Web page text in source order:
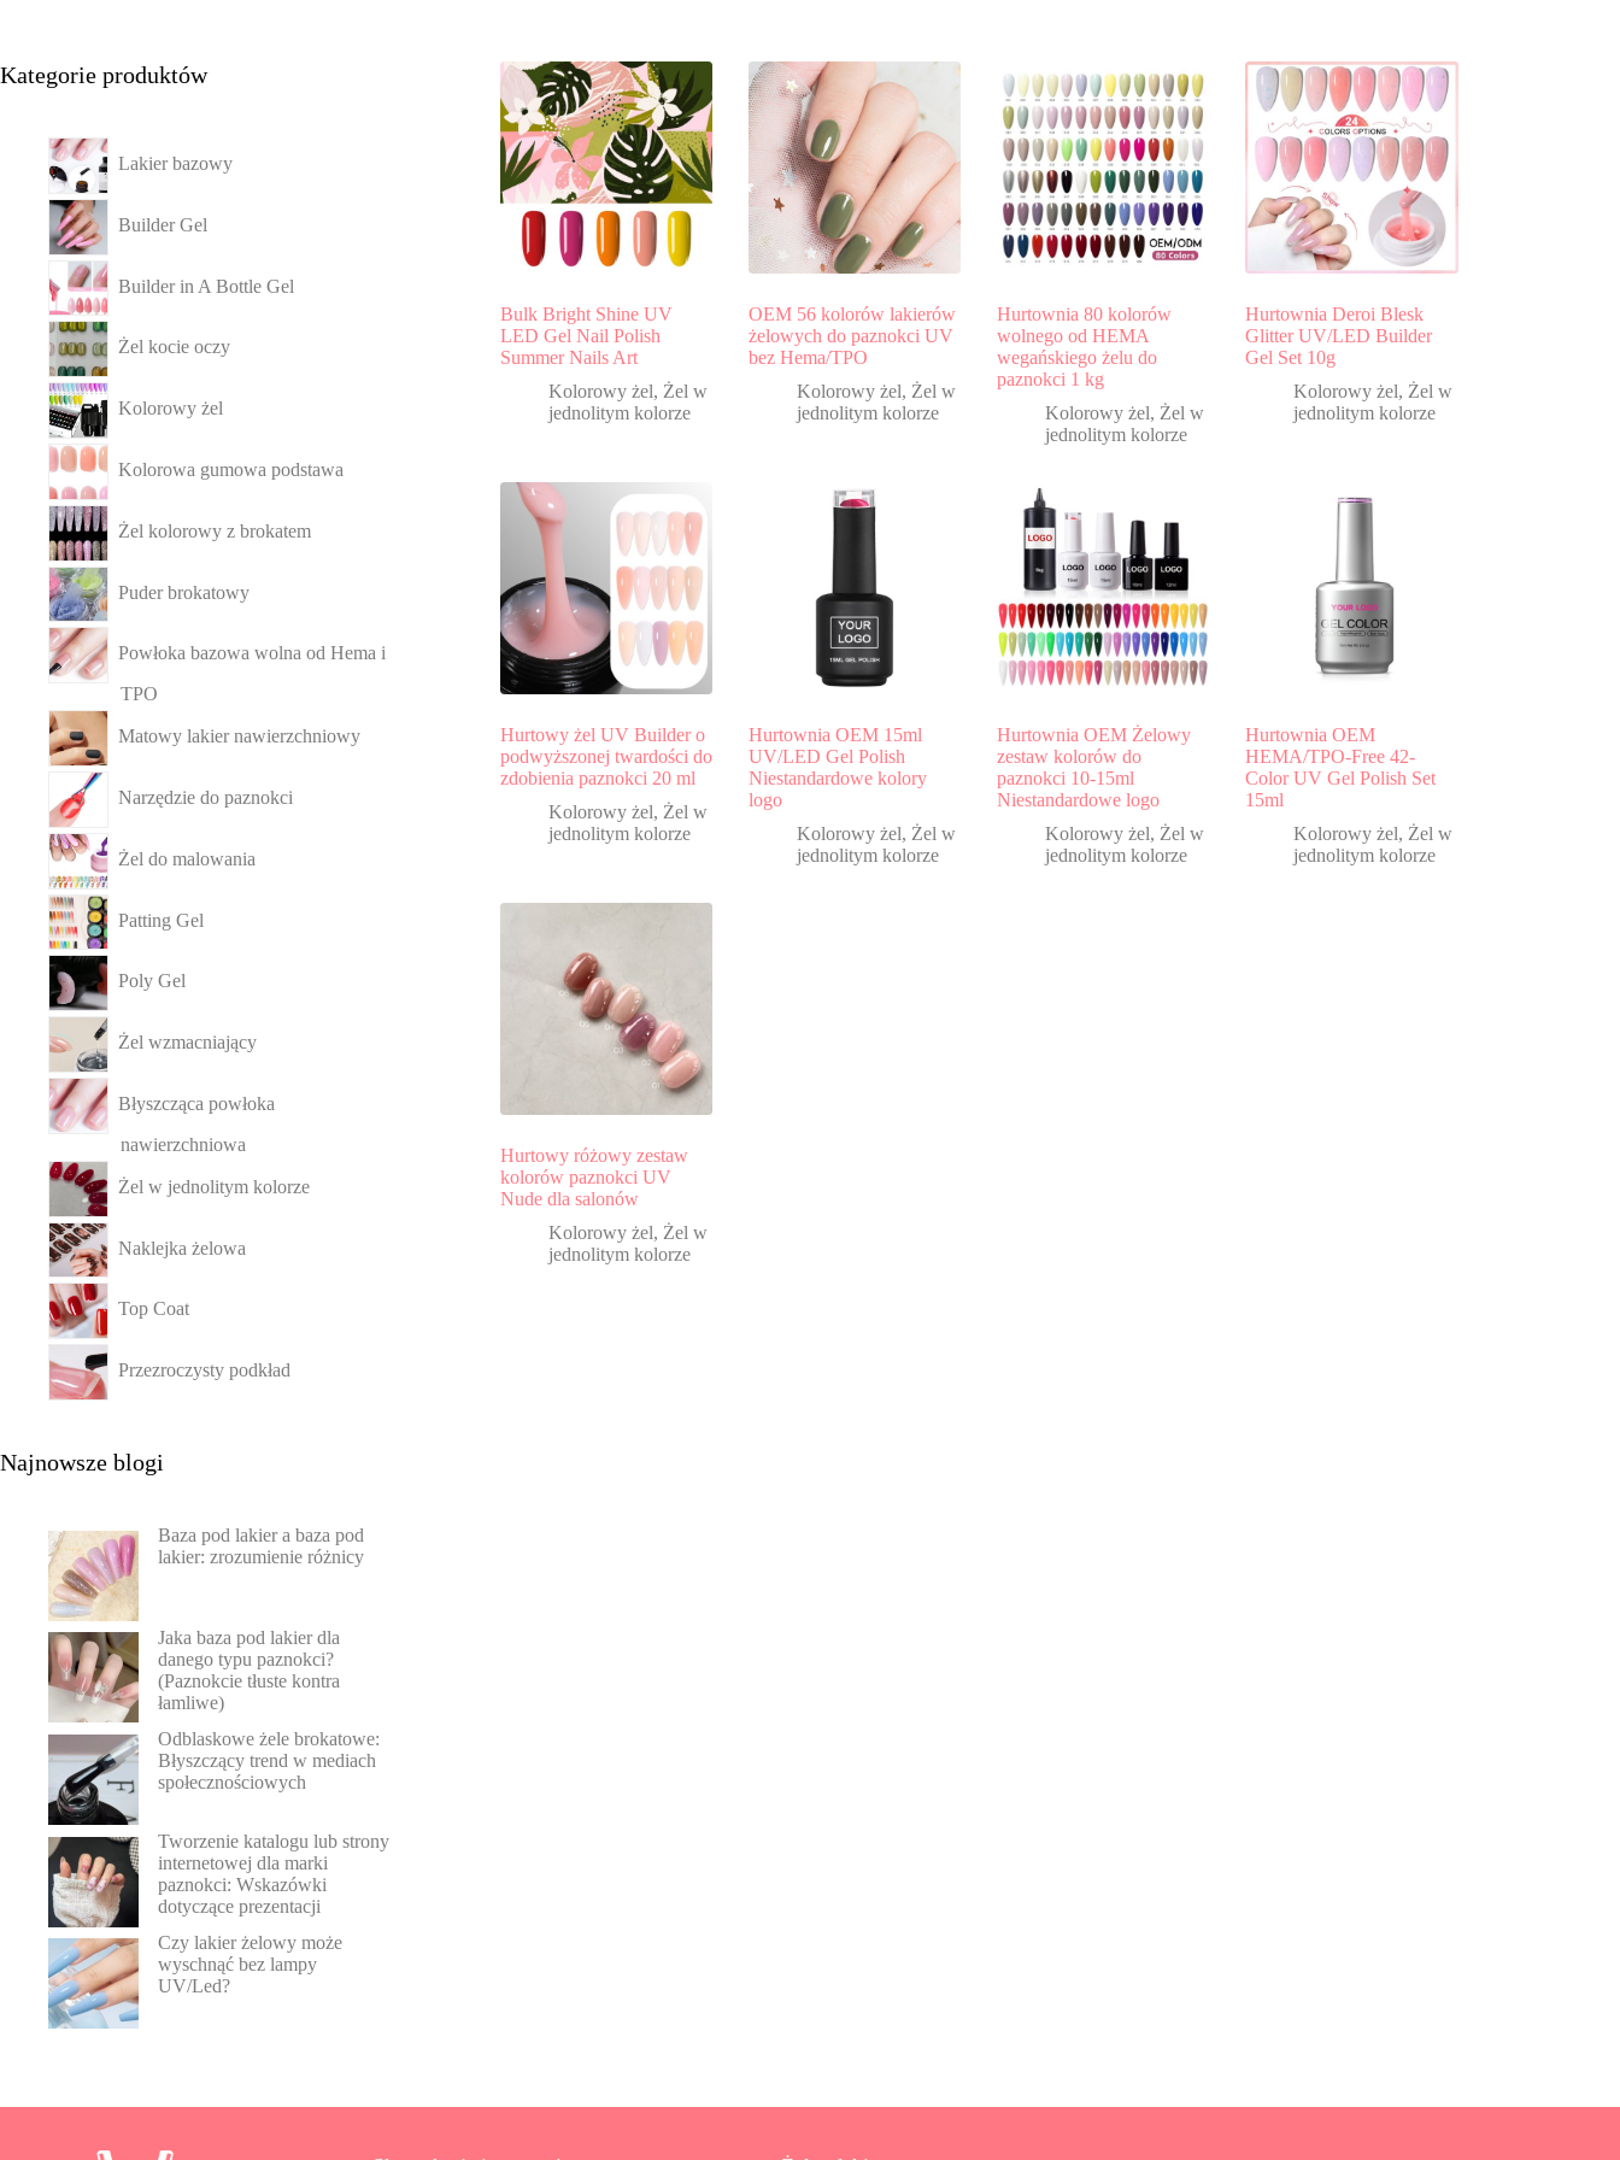
Bulk Bright Shine UV
LED Gel Nail Polish
Summer Nails Art
Kolorowy żel, Żel w
jednolitym kolorze
OEM 56 kolorów lakierów
żelowych do paznokci UV
bez Hema/TPO
Kolorowy żel, Żel w
jednolitym kolorze
Hurtownia 80 kolorów
wolnego od HEMA
wegańskiego żelu do
paznokci 1 kg
Kolorowy żel, Żel w
jednolitym kolorze
Hurtownia Deroi Blesk
Glitter UV/LED Builder
Gel Set 10g
Kolorowy żel, Żel w
jednolitym kolorze
Hurtowy żel UV Builder o
podwyższonej twardości do
zdobienia paznokci 20 ml
Kolorowy żel, Żel w
jednolitym kolorze
Hurtownia OEM 15ml
UV/LED Gel Polish
Niestandardowe kolory
logo
Kolorowy żel, Żel w
jednolitym kolorze
Hurtownia OEM Żelowy
zestaw kolorów do
paznokci 10-15ml
Niestandardowe logo
Kolorowy żel, Żel w
jednolitym kolorze
Hurtownia OEM
HEMA/TPO-Free 42-
Color UV Gel Polish Set
15ml
Kolorowy żel, Żel w
jednolitym kolorze
Hurtowy różowy zestaw
kolorów paznokci UV
Nude dla salonów
Kolorowy żel, Żel w
jednolitym kolorze
Kategorie produktów
Lakier bazowy
Builder Gel
Builder in A Bottle Gel
Żel kocie oczy
Kolorowy żel
Kolorowa gumowa podstawa
Żel kolorowy z brokatem
Puder brokatowy
Powłoka bazowa wolna od Hema i
TPO
Matowy lakier nawierzchniowy
Narzędzie do paznokci
Żel do malowania
Patting Gel
Poly Gel
Żel wzmacniający
Błyszcząca powłoka
nawierzchniowa
Żel w jednolitym kolorze
Naklejka żelowa
Top Coat
Przezroczysty podkład
Najnowsze blogi
Baza pod lakier a baza pod
lakier: zrozumienie różnicy
Jaka baza pod lakier dla
danego typu paznokci?
(Paznokcie tłuste kontra
łamliwe)
Odblaskowe żele brokatowe:
Błyszczący trend w mediach
społecznościowych
Tworzenie katalogu lub strony
internetowej dla marki
paznokci: Wskazówki
dotyczące prezentacji
Czy lakier żelowy może
wyschnąć bez lampy
UV/Led?